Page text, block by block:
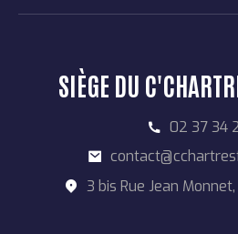
SIÈGE DU
02 37 34
3 bis Rue Jean